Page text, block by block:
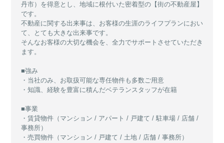
丹市）を得意とし、地域に根付いた密着型の【街の不動産屋】
です。
不動産に関する出来事は、お客様の生涯のライフプランにおい
て、とても大きな出来事です。
そんなお客様の大切な機会を、全力でサポートさせていただき
ます。
■強み
・当社のみ、お取扱可能な専任物件も多数ご用意
・知識、経験を豊富に積んだベテランスタッフが在籍
■事業
・賃貸物件（マンション / アパート / 戸建て / 駐車場 / 店舗 /
事務所）
・売買物件（マンション / 戸建て / 土地 / 店舗 / 事務所）